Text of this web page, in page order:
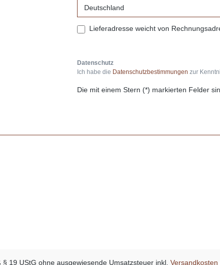
Lieferadresse weicht von
Datenschutz
Ich habe die Datenschutzbestimmungen zur
Die mit einem Stern (*) markierten Felder
§ 19 UStG ohne ausgewiesende Umsatzsteuer inkl. Versandkosten